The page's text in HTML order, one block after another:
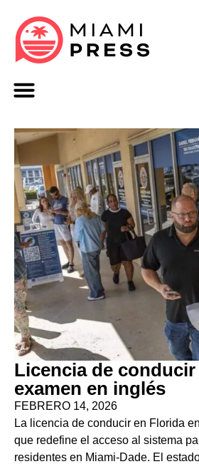
Licencia de
examen en inglés
FEBRERO 14, 2026
La licencia de conducir en Florida
que redefine el acceso al sistema
residentes en Miami-Dade. El